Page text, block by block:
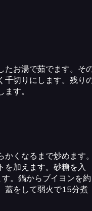
たお湯で茹でます。そ
千切りにします。残り
す。
かくなるまで炒めます
を加えます。砂糖を入
。鍋からブイヨンを約
蓋をして弱火で15分煮